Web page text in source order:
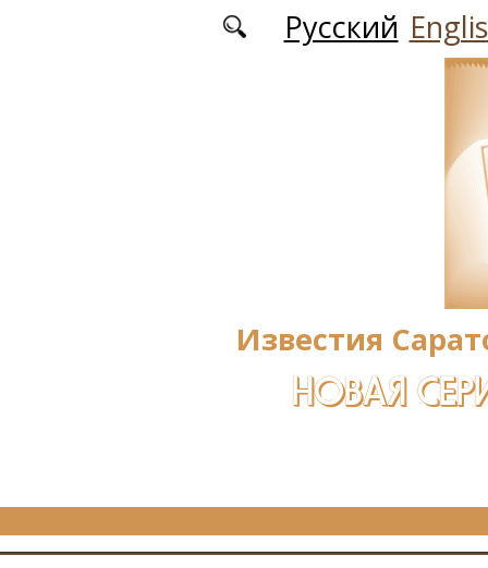
Перейти к основному содержаниюРусский
Известия
НОВАЯ